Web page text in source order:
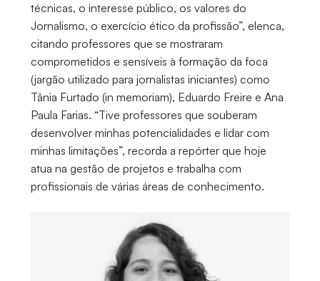
técnicas, o interesse público, os valores do
Jornalismo, o exercício ético da profissão”, elenca,
citando professores que se mostraram
comprometidos e sensíveis à formação da foca
(jargão utilizado para jornalistas iniciantes) como
Tânia Furtado (in memoriam), Eduardo Freire e Ana
Paula Farias. “Tive professores que souberam
desenvolver minhas potencialidades e lidar com
minhas limitações”, recorda a repórter que hoje
atua na gestão de projetos e trabalha com
profissionais de várias áreas de conhecimento.